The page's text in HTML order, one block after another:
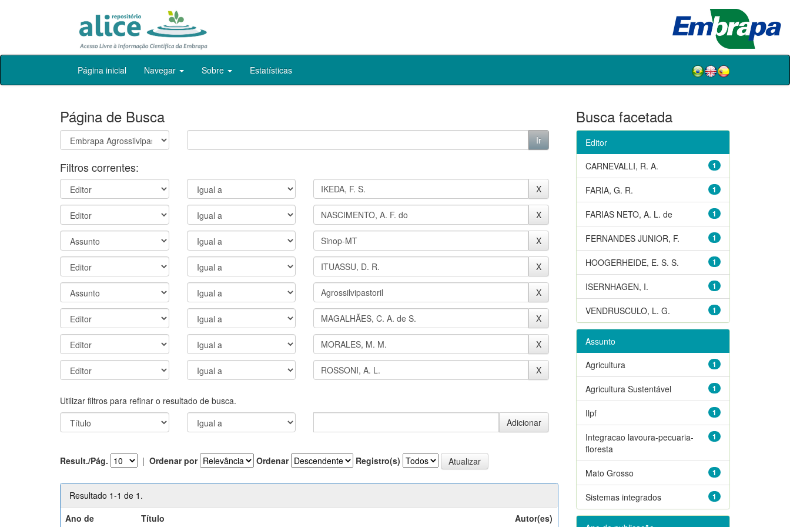
Skip
Página inicial Navegar Sobre Estatísticas
Página de Busca
Filtros correntes:
Utilizar filtros para refinar o resultado de busca.
Result./Pág. | Ordenar por Ordenar Registro(s)
Resultado 1-1 de 1.
Ano de
Título Autor(es)
Busca facetada
Editor
1
CARNEVALLI, R. A.
1
FARIA, G. R.
1
FARIAS NETO, A. L. de
1
FERNANDES JUNIOR, F.
1
HOOGERHEIDE, E. S. S.
1
ISERNHAGEN, I.
1
VENDRUSCULO, L. G.
Assunto
1
Agricultura
1
Agricultura Sustentável
1
Ilpf
1
Integracao lavoura-pecuaria-
floresta
1
Mato Grosso
1
Sistemas integrados